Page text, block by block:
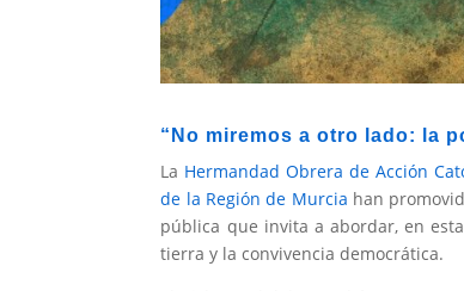
“No miremos a otro lado: la
La Hermandad Obrera de Acción
de la Región de Murcia han
pública que invita a abordar, en
tierra y la convivencia democrática.